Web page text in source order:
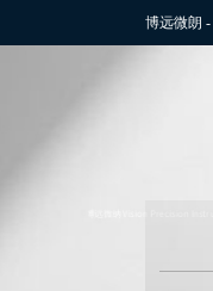
博远微朗 -